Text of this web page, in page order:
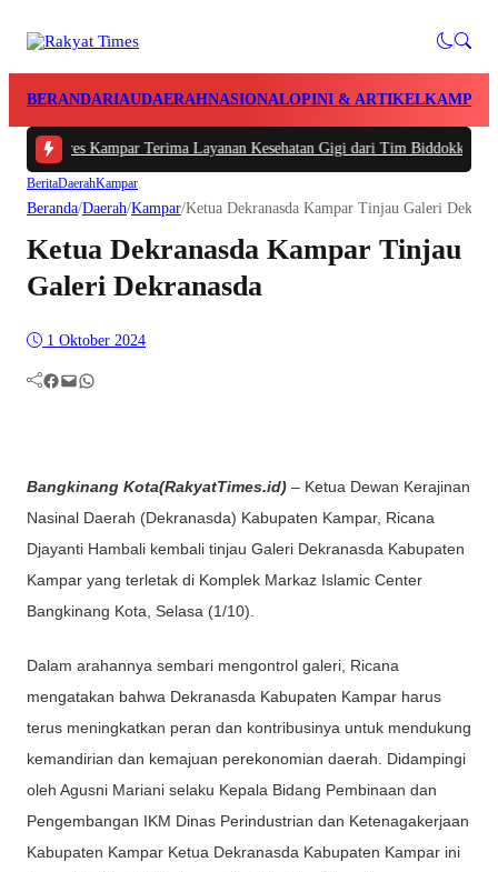
BERANDARIAUDAERAHNASIONALOPINI & ARTIKELKAMPAR
Kampar Terima Layanan Kesehatan Gigi dari Tim Biddokkes Polda
BeritaDaerahKampar
Beranda/Daerah/Kampar/Ketua Dekranasda Kampar Tinjau Galeri
Ketua Dekranasda Kampar Tinjau
Galeri Dekranasda
1 Oktober 2024
Facebook Mail WhatsApp
Bangkinang Kota(RakyatTimes.id) – Ketua Dewan Kerajinan
Nasinal Daerah (Dekranasda) Kabupaten Kampar, Ricana
Djayanti Hambali kembali tinjau Galeri Dekranasda Kabupaten
Kampar yang terletak di Komplek Markaz Islamic Center
Bangkinang Kota, Selasa (1/10).
Dalam arahannya sembari mengontrol galeri, Ricana
mengatakan bahwa Dekranasda Kabupaten Kampar harus
terus meningkatkan peran dan kontribusinya untuk mendukung
kemandirian dan kemajuan perekonomian daerah. Didampingi
oleh Agusni Mariani selaku Kepala Bidang Pembinaan dan
Pengembangan IKM Dinas Perindustrian dan Ketenagakerjaan
Kabupaten Kampar Ketua Dekranasda Kabupaten Kampar ini